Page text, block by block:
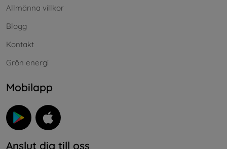
Allmänna villkor
Blogg
Kontakt
Grön energi
Mobilapp
Anslut dig till oss